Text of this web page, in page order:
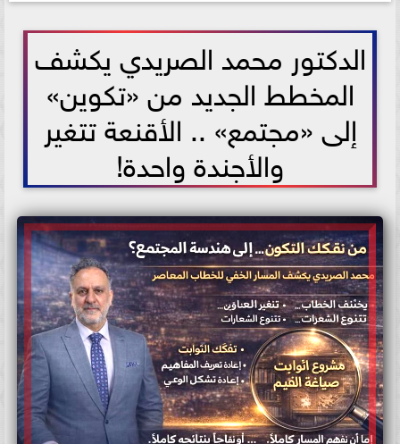
الدكتور محمد الصريدي يكشف
المخطط الجديد من «تكوين»
إلى «مجتمع» .. الأقنعة تتغير
والأجندة واحدة!